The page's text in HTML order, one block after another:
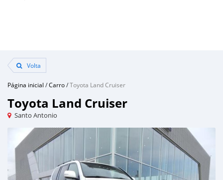
Volta
Página inicial /Carro/Toyota Land Cruiser
Toyota Land Cruiser
Santo Antonio